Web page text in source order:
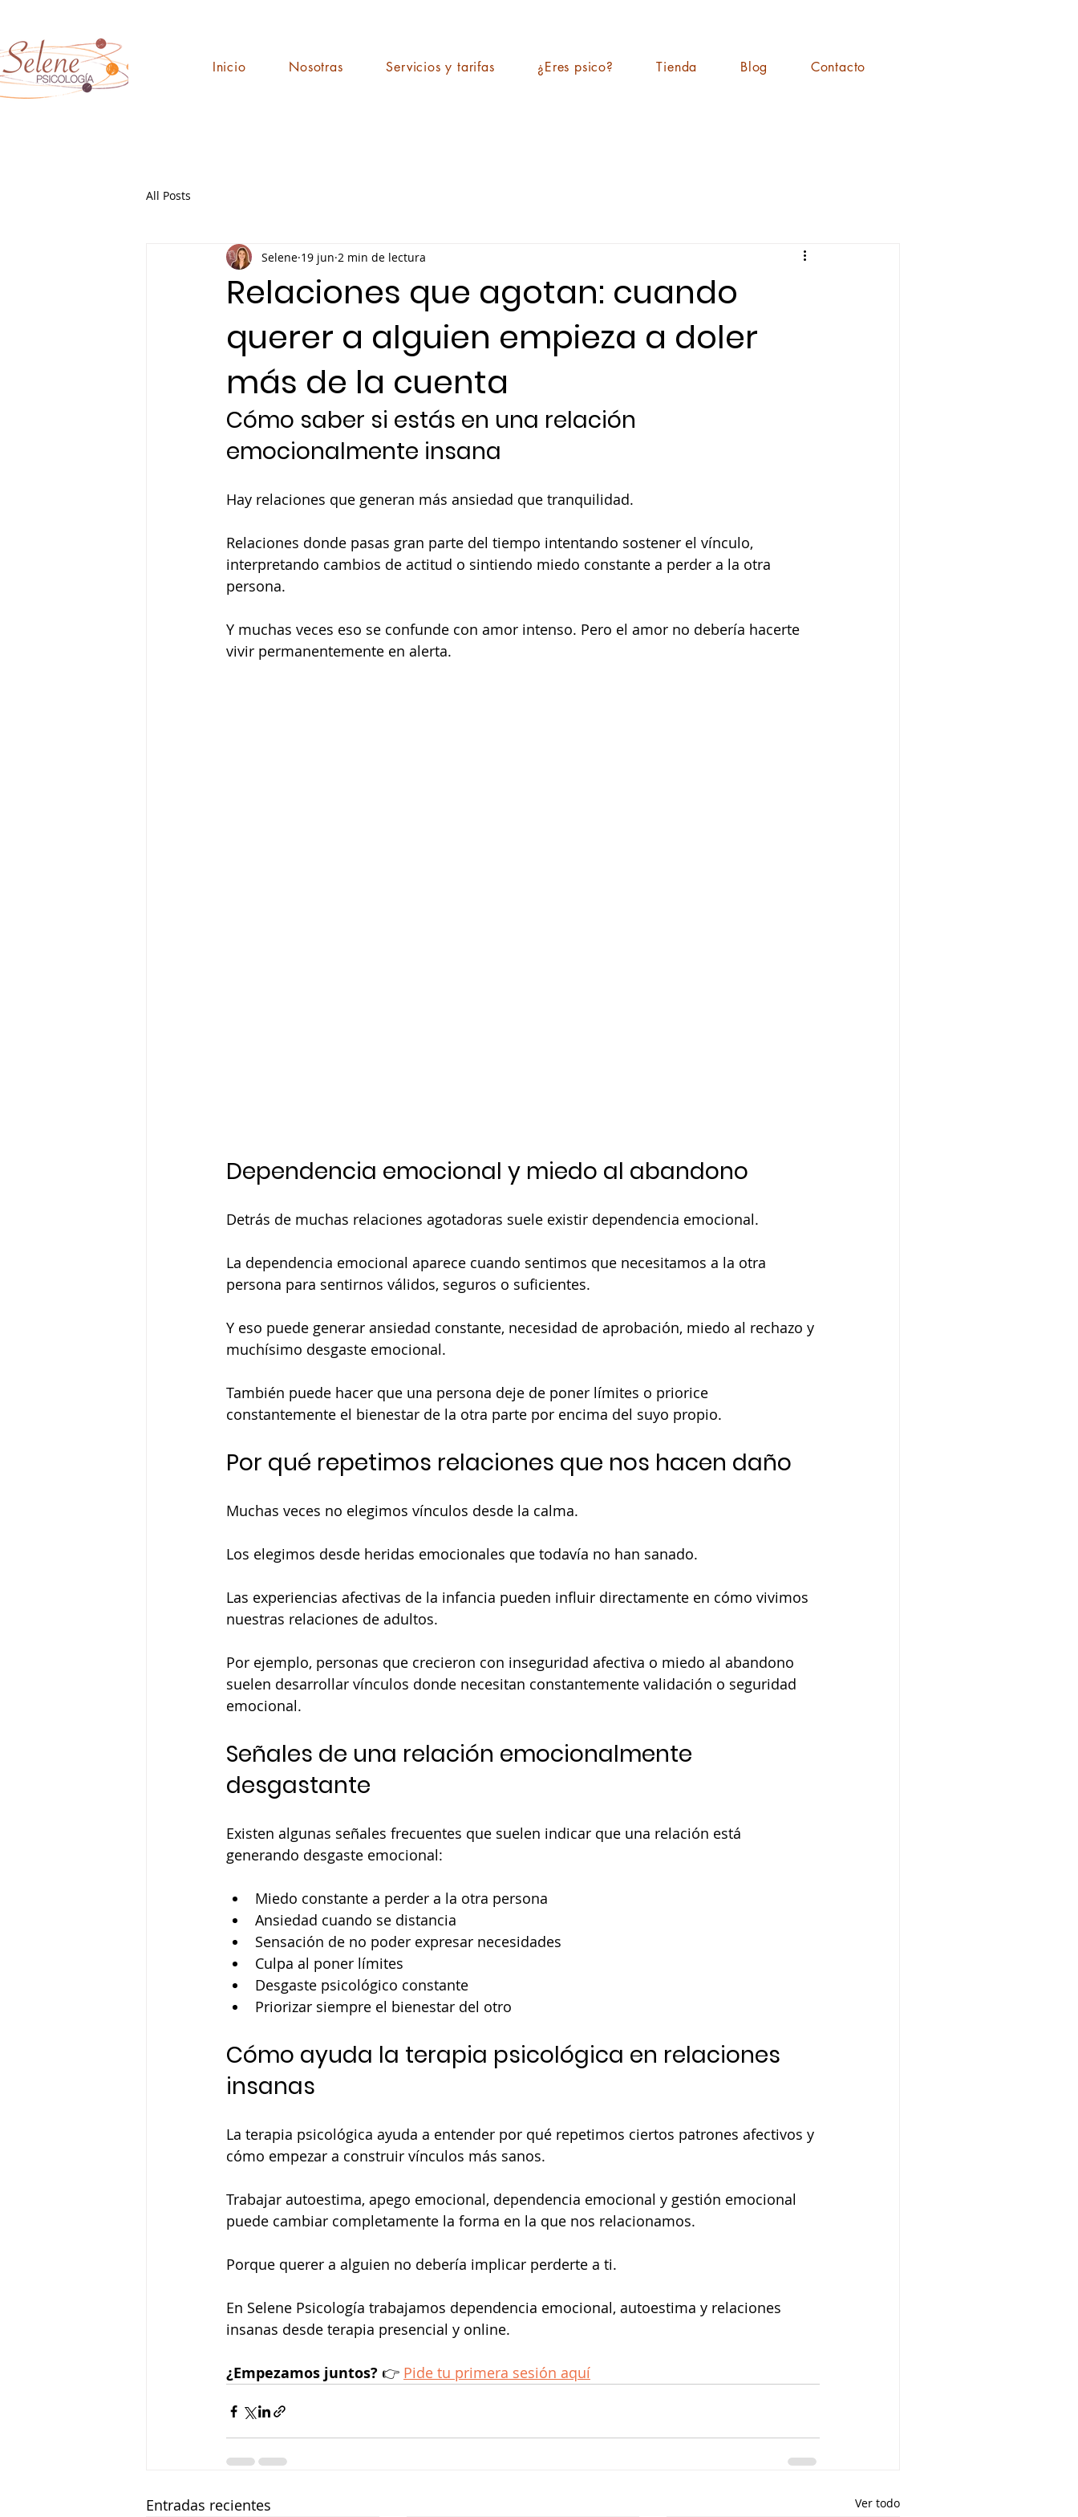
Inicio Nosotras Servicios y tarifas ¿Eres psico? Tienda Blog Contacto
All Posts
Relaciones que agotan: cuando
querer a alguien empieza a doler
más de la cuenta
Selene 19 jun 2 min de lectura
Cómo saber si estás en una relación
emocionalmente insana
Hay relaciones que generan más ansiedad que tranquilidad.
Relaciones donde pasas gran parte del tiempo intentando sostener el vínculo,
interpretando cambios de actitud o sintiendo miedo constante a perder a la otra
persona.
Y muchas veces eso se confunde con amor intenso. Pero el amor no debería hacerte
vivir permanentemente en alerta.
Dependencia emocional y miedo al abandono
Detrás de muchas relaciones agotadoras suele existir dependencia emocional.
La dependencia emocional aparece cuando sentimos que necesitamos a la otra
persona para sentirnos válidos, seguros o suficientes.
Y eso puede generar ansiedad constante, necesidad de aprobación, miedo al rechazo y
muchísimo desgaste emocional.
También puede hacer que una persona deje de poner límites o priorice
constantemente el bienestar de la otra parte por encima del suyo propio.
Por qué repetimos relaciones que nos hacen daño
Muchas veces no elegimos vínculos desde la calma.
Los elegimos desde heridas emocionales que todavía no han sanado.
Las experiencias afectivas de la infancia pueden influir directamente en cómo vivimos
nuestras relaciones de adultos.
Por ejemplo, personas que crecieron con inseguridad afectiva o miedo al abandono
suelen desarrollar vínculos donde necesitan constantemente validación o seguridad
emocional.
Señales de una relación emocionalmente
desgastante
Existen algunas señales frecuentes que suelen indicar que una relación está
generando desgaste emocional:
Miedo constante a perder a la otra persona
Ansiedad cuando se distancia
Sensación de no poder expresar necesidades
Culpa al poner límites
Desgaste psicológico constante
Priorizar siempre el bienestar del otro
Cómo ayuda la terapia psicológica en relaciones
insanas
La terapia psicológica ayuda a entender por qué repetimos ciertos patrones afectivos y
cómo empezar a construir vínculos más sanos.
Trabajar autoestima, apego emocional, dependencia emocional y gestión emocional
puede cambiar completamente la forma en la que nos relacionamos.
Porque querer a alguien no debería implicar perderte a ti.
En Selene Psicología trabajamos dependencia emocional, autoestima y relaciones
insanas desde terapia presencial y online.
¿Empezamos juntos? 👉 Pide tu primera sesión aquí
Entradas recientes Ver todo